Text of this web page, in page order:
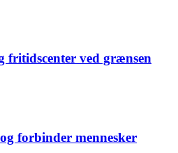
fritidscenter ved grænsen
forbinder mennesker